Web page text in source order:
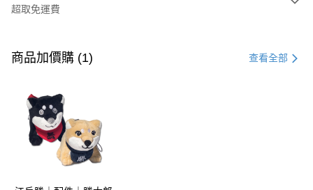
超取免運費
信用卡一次付款
LINE Pay
AFTEE先享後付
【關於「AFTEE先享後付」】
商品加價購 (1) 查看全部